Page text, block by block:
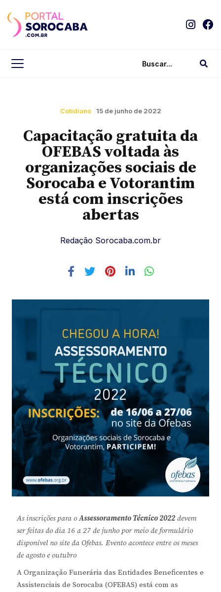
Cotidiano 15 de junho de 2022
Capacitação gratuita da
OFEBAS voltada às
organizações sociais de
Sorocaba e Votorantim
está com inscrições
abertas
Redação Sorocaba.com.br
As inscrições para oAssessoramento Técnico 2022devem
ser feitas do dia 16 a 27 de junho por meio de formulário
disponível no site da Ofebas. Evento acontece entre os meses
de agosto e outubro
A Organização Funerária das Entidades Beneficentes e
Assistenciais de Sorocaba (OFEBAS) está com as